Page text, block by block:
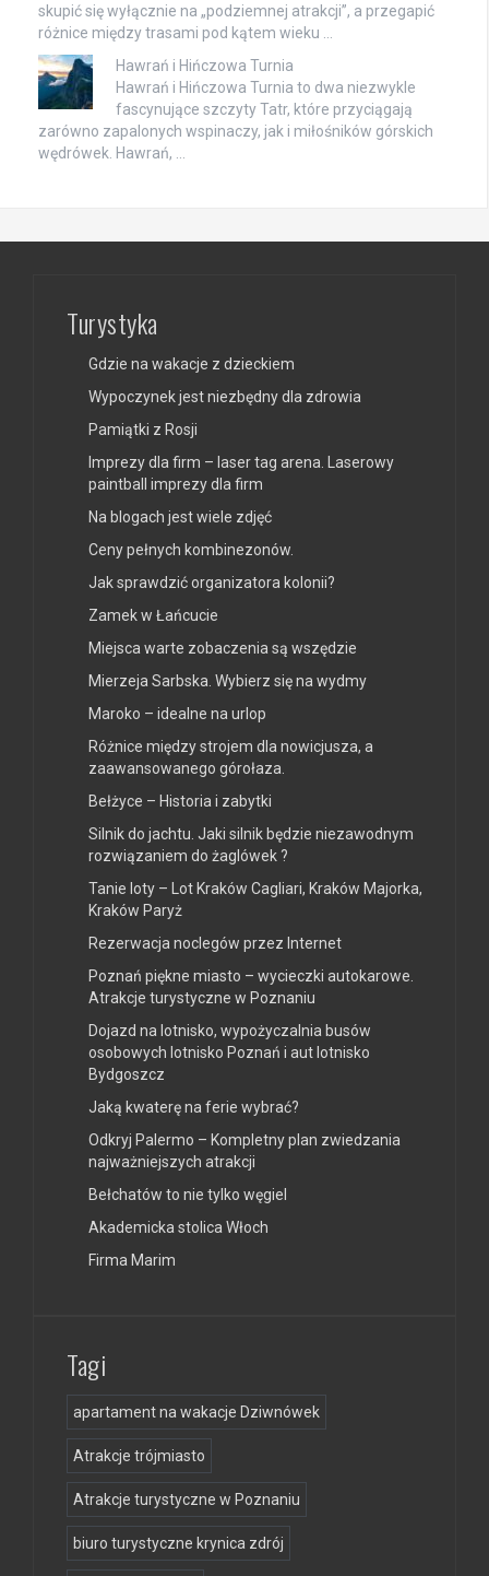
skupić się wyłącznie na „podziemnej atrakcji”, a przegapić
różnice między trasami pod kątem wieku …
Hawrań i Hińczowa Turnia
Hawrań i Hińczowa Turnia to dwa niezwykle
fascynujące szczyty Tatr, które przyciągają
zarówno zapalonych wspinaczy, jak i miłośników górskich
wędrówek. Hawrań, …
Turystyka
Gdzie na wakacje z dzieckiem
Wypoczynek jest niezbędny dla zdrowia
Pamiątki z Rosji
Imprezy dla firm – laser tag arena. Laserowy
paintball imprezy dla firm
Na blogach jest wiele zdjęć
Ceny pełnych kombinezonów.
Jak sprawdzić organizatora kolonii?
Zamek w Łańcucie
Miejsca warte zobaczenia są wszędzie
Mierzeja Sarbska. Wybierz się na wydmy
Maroko – idealne na urlop
Różnice między strojem dla nowicjusza, a
zaawansowanego górołaza.
Bełżyce – Historia i zabytki
Silnik do jachtu. Jaki silnik będzie niezawodnym
rozwiązaniem do żaglówek ?
Tanie loty – Lot Kraków Cagliari, Kraków Majorka,
Kraków Paryż
Rezerwacja noclegów przez Internet
Poznań piękne miasto – wycieczki autokarowe.
Atrakcje turystyczne w Poznaniu
Dojazd na lotnisko, wypożyczalnia busów
osobowych lotnisko Poznań i aut lotnisko
Bydgoszcz
Jaką kwaterę na ferie wybrać?
Odkryj Palermo – Kompletny plan zwiedzania
najważniejszych atrakcji
Bełchatów to nie tylko węgiel
Akademicka stolica Włoch
Firma Marim
Tagi
apartament na wakacje Dziwnówek
Atrakcje trójmiasto
Atrakcje turystyczne w Poznaniu
biuro turystyczne krynica zdrój